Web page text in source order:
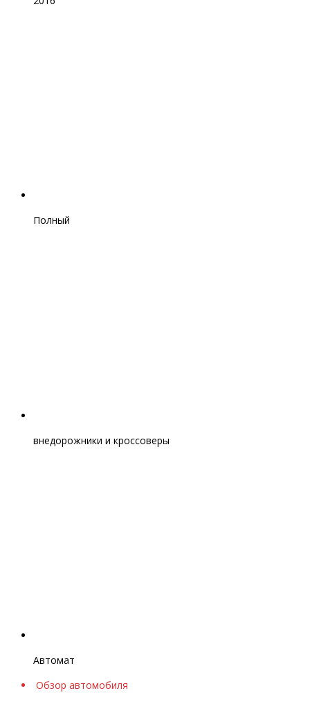
Полный
внедорожники и кроссоверы
Автомат
Обзор автомобиля